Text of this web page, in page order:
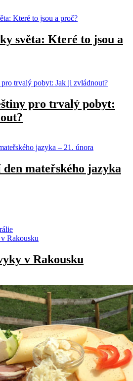
světa: Které to jsou a
pro trvalý pobyt:
mateřského jazyka
v Rakousku